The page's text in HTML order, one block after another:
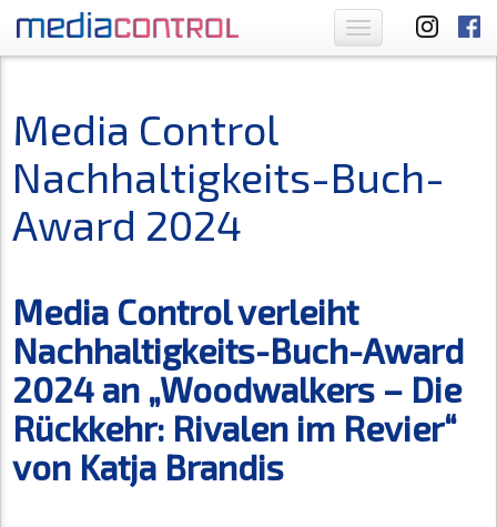
Toggle
navigation
Media Control
Nachhaltigkeits-Buch-
Award 2024
Media Control verleiht
Nachhaltigkeits-Buch-Award
2024 an „Woodwalkers – Die
Rückkehr: Rivalen im Revier“
von Katja Brandis